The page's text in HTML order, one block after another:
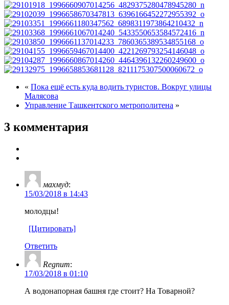
« Пока ещё есть куда водить туристов. Вокруг улицы
Малясова
Управление Ташкентского метрополитена »
3 комментария
махмуд:
15/03/2018 в 14:43
молодцы!
[Цитировать]
Ответить
Regnum:
17/03/2018 в 01:10
А водонапорная башня где стоит? На Товарной?